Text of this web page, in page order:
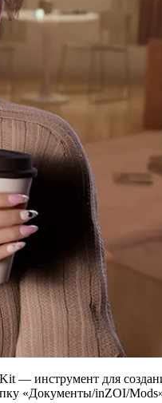
— инструмент для
«Документы/inZOI/